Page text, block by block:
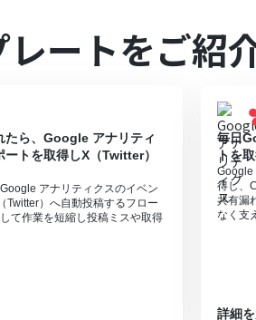
Microsoft365 Business）があり、一般法
「【Excel】データベースを操作するオペレ
ートをご紹
たら、Google アナリティ
トを取得しX（Twitter）
アナリティクスのイベン
Twitter）へ自動投稿するフロー
て作業を短縮し投稿ミスや取得
毎日
トを
Google
得し、
共有漏
なく支
詳細